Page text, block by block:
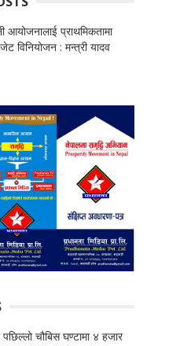
आयोजनालाई प्राथमिकतामा
विनियोजन : मन्त्री यादव
पछिल्लो चौबिस घण्टामा ४ हजार